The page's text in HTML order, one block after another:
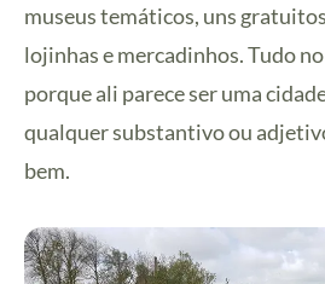
museus temáticos, uns
lojinhas e mercadinhos. Tudo
porque ali parece ser uma
qualquer substantivo ou
bem.